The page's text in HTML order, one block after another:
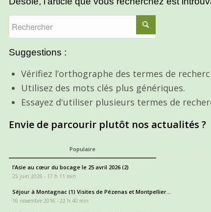
Suggestions :
Vérifiez l’orthographe des termes de
Utilisez des mots clés plus génériques.
Essayez d'utiliser plusieurs termes de
Envie de parcourir plutôt nos actualités ?
Populaire
l’Asie au cœur du bocage le 25 avril 2026 (2)
25 juin 2026 - 17 h 11 min
Séjour à Montagnac (1) Visites de Pézenas et Montpellier...
16 novembre 2016 - 22 h 40 min